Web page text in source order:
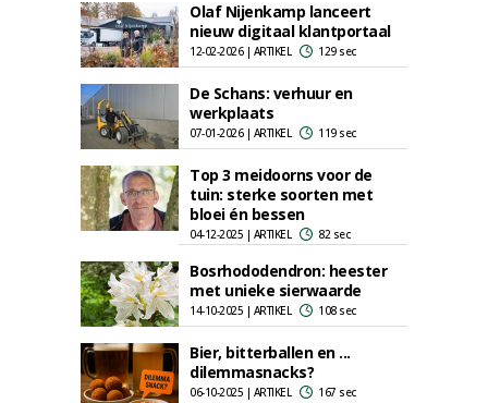
Olaf Nijenkamp lanceert
nieuw digitaal klantportaal
12-02-2026 | ARTIKEL 129 sec
De Schans: verhuur en
werkplaats
07-01-2026 | ARTIKEL 119 sec
Top 3 meidoorns voor de
tuin: sterke soorten met
bloei én bessen
04-12-2025 | ARTIKEL 82 sec
Bosrhododendron: heester
met unieke sierwaarde
14-10-2025 | ARTIKEL 108 sec
Bier, bitterballen en ...
dilemmasnacks?
06-10-2025 | ARTIKEL 167 sec